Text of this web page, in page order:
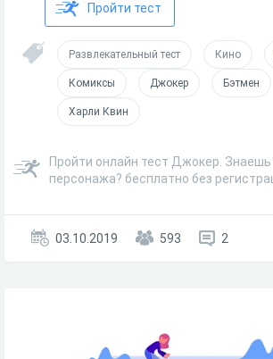
Пройти тест
Развлекательный тест Кино
Комиксы Джокер Бэтмен
Харли Квин
Пройти онлайн тест Джокер.
персонажа? бесплатно без
03.10.2019 593 2